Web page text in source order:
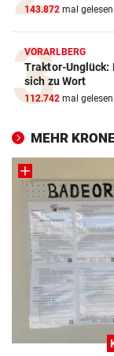
143.872 mal gelesen
VORARLBERG
Traktor-Unglück:
sich zu Wort
112.742 mal gelesen
MEHR